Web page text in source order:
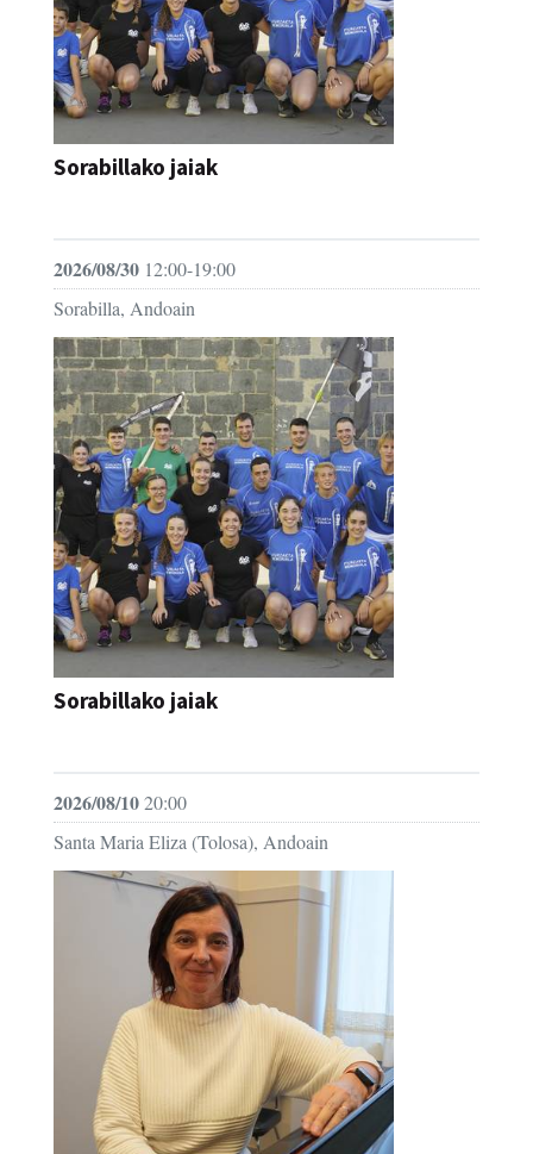
Sorabillako jaiak
2026/08/30 12:00-19:00
Sorabilla, Andoain
Sorabillako jaiak
2026/08/1020:00
Santa Maria Eliza (Tolosa), Andoain